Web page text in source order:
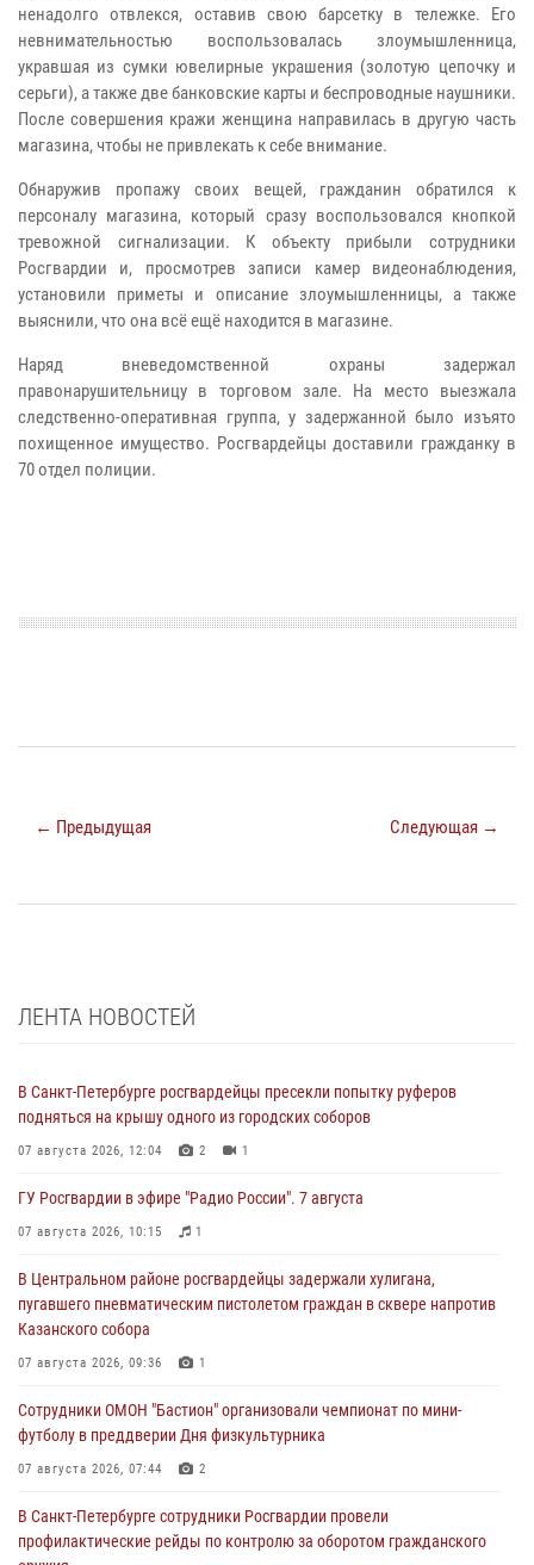
ненадолго отвлекся, оставив свою барсетку в тележке. Его
невнимательностью воспользовалась злоумышленница,
укравшая из сумки ювелирные украшения (золотую цепочку и
серьги), а также две банковские карты и беспроводные наушники.
После совершения кражи женщина направилась в другую часть
магазина, чтобы не привлекать к себе внимание.
Обнаружив пропажу своих вещей, гражданин обратился к
персоналу магазина, который сразу воспользовался кнопкой
тревожной сигнализации. К объекту прибыли сотрудники
Росгвардии и, просмотрев записи камер видеонаблюдения,
установили приметы и описание злоумышленницы, а также
выяснили, что она всё ещё находится в магазине.
Наряд вневедомственной охраны задержал
правонарушительницу в торговом зале. На место выезжала
следственно-оперативная группа, у задержанной было изъято
похищенное имущество. Росгвардейцы доставили гражданку в
70 отдел полиции.
← Предыдущая Следующая →
ЛЕНТА НОВОСТЕЙ
В Санкт-Петербурге росгвардейцы пресекли попытку руферов
подняться на крышу одного из городских соборов
07 августа 2026, 12:04 2 1
ГУ Росгвардии в эфире "Радио России". 7 августа
07 августа 2026, 10:15 1
В Центральном районе росгвардейцы задержали хулигана,
пугавшего пневматическим пистолетом граждан в сквере напротив
Казанского собора
07 августа 2026, 09:36 1
Сотрудники ОМОН "Бастион" организовали чемпионат по мини-
футболу в преддверии Дня физкультурника
07 августа 2026, 07:44 2
В Санкт-Петербурге сотрудники Росгвардии провели
профилактические рейды по контролю за оборотом гражданского